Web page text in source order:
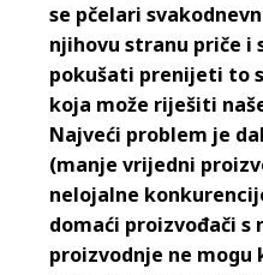
se pčelari
njihovu stranu priče i
pokušati prenijeti to
koja može riješiti
Najveći problem je
(manje vrijedni
nelojalne
domaći proizvođači s
proizvodnje ne